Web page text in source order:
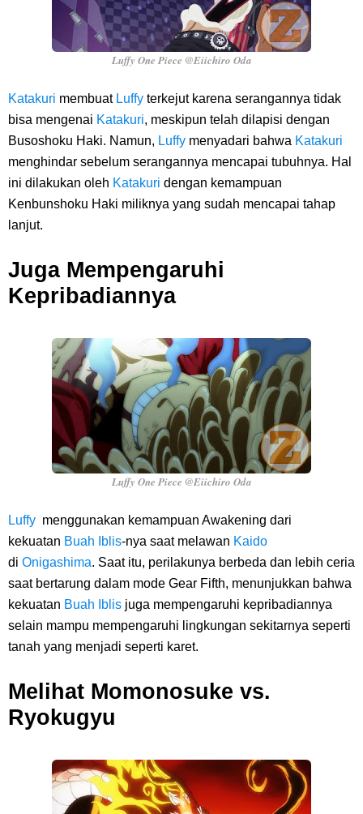
Luffy One Piece @Eiichiro Oda
Katakuri membuat Luffy terkejut karena serangannya tidak
bisa mengenai Katakuri, meskipun telah dilapisi dengan
Busoshoku Haki. Namun, Luffy menyadari bahwa Katakuri
menghindar sebelum serangannya mencapai tubuhnya. Hal
ini dilakukan oleh Katakuri dengan kemampuan
Kenbunshoku Haki miliknya yang sudah mencapai tahap
lanjut.
Juga Mempengaruhi
Kepribadiannya
Luffy One Piece @Eiichiro Oda
Luffy menggunakan kemampuan Awakening dari
kekuatan Buah Iblis-nya saat melawan Kaido
di Onigashima. Saat itu, perilakunya berbeda dan lebih ceria
saat bertarung dalam mode Gear Fifth, menunjukkan bahwa
kekuatan Buah Iblis juga mempengaruhi kepribadiannya
selain mampu mempengaruhi lingkungan sekitarnya seperti
tanah yang menjadi seperti karet.
Melihat Momonosuke vs.
Ryokugyu